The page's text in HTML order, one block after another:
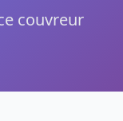
couvreur